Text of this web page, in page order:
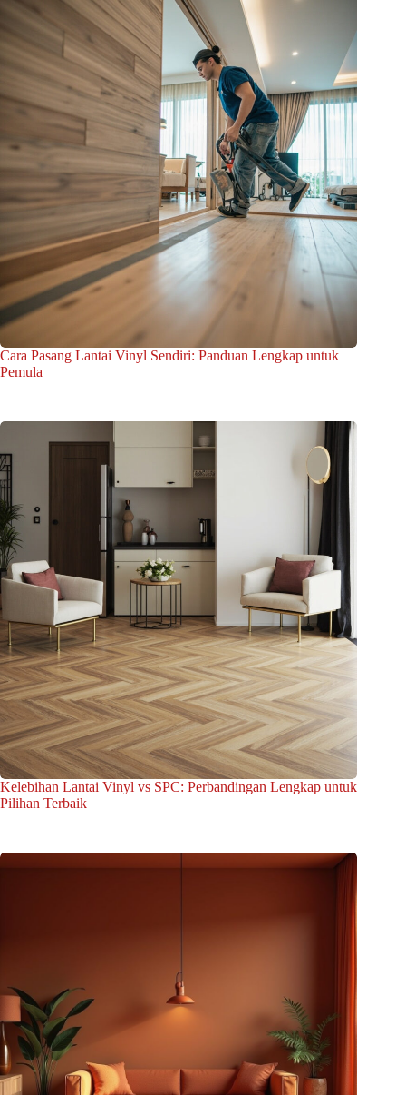
Cara Pasang Lantai Vinyl Sendiri: Panduan Lengkap untuk
Pemula
Kelebihan Lantai Vinyl vs SPC: Perbandingan Lengkap untuk
Pilihan Terbaik